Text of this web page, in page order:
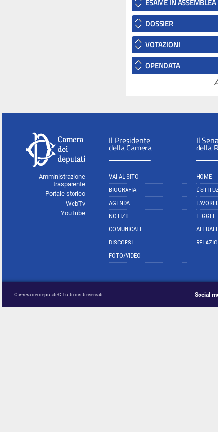
ESAME IN ASSEMBLEA
DOSSIER
VOTAZIONI
OPENDATA
Amministrazione
trasparente
Portale storico
WebTv
YouTube
Il Presidente
della Camera
VAI AL SITO
BIOGRAFIA
AGENDA
NOTIZIE
COMUNICATI
DISCORSI
FOTO/VIDEO
Il
della
HOME
LAVORI
LEGGI E
Camera dei deputati © Tutti i diritti riservati Social